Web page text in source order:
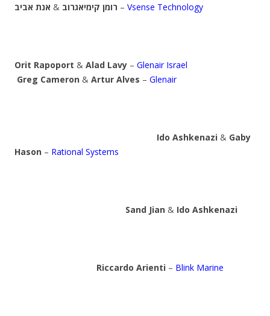
רומן קימיאגרוב & אנת אביב – Vsense Technology
Orit Rapoport & Alad Lavy – Glenair Israel
Greg Cameron & Artur Alves – Glenair
Ido Ashkenazi & Gaby
Hason – Rational Systems
Sand Jian & Ido Ashkenazi
Riccardo Arienti – Blink Marine